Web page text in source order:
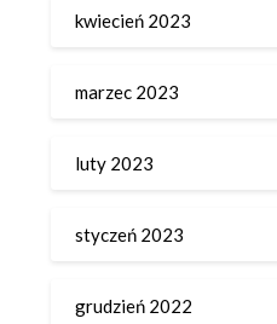
kwiecień 2023
marzec 2023
luty 2023
styczeń 2023
grudzień 2022